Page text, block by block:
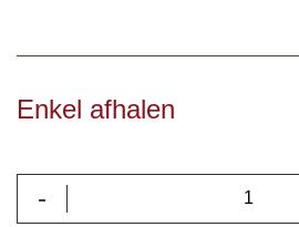
Enkel afhalen
-
Fruitsap